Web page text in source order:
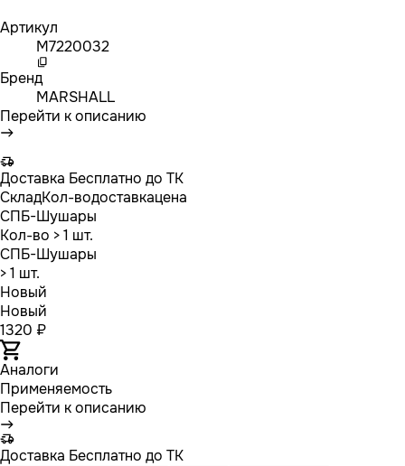
Артикул
M7220032
Бренд
MARSHALL
Перейти к описанию
Доставка Бесплатно до ТК
СкладКол-водоставкацена
СПБ-Шушары
Кол-во > 1 шт.
СПБ-Шушары
> 1 шт.
Новый
Новый
1320 ₽
Аналоги
Применяемость
Перейти к описанию
Доставка Бесплатно до ТК